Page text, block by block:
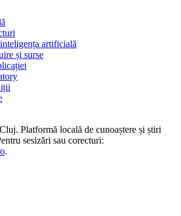
artificială
și surse
. Platformă locală de cunoaștere și știri
sesizări sau corecturi:
.